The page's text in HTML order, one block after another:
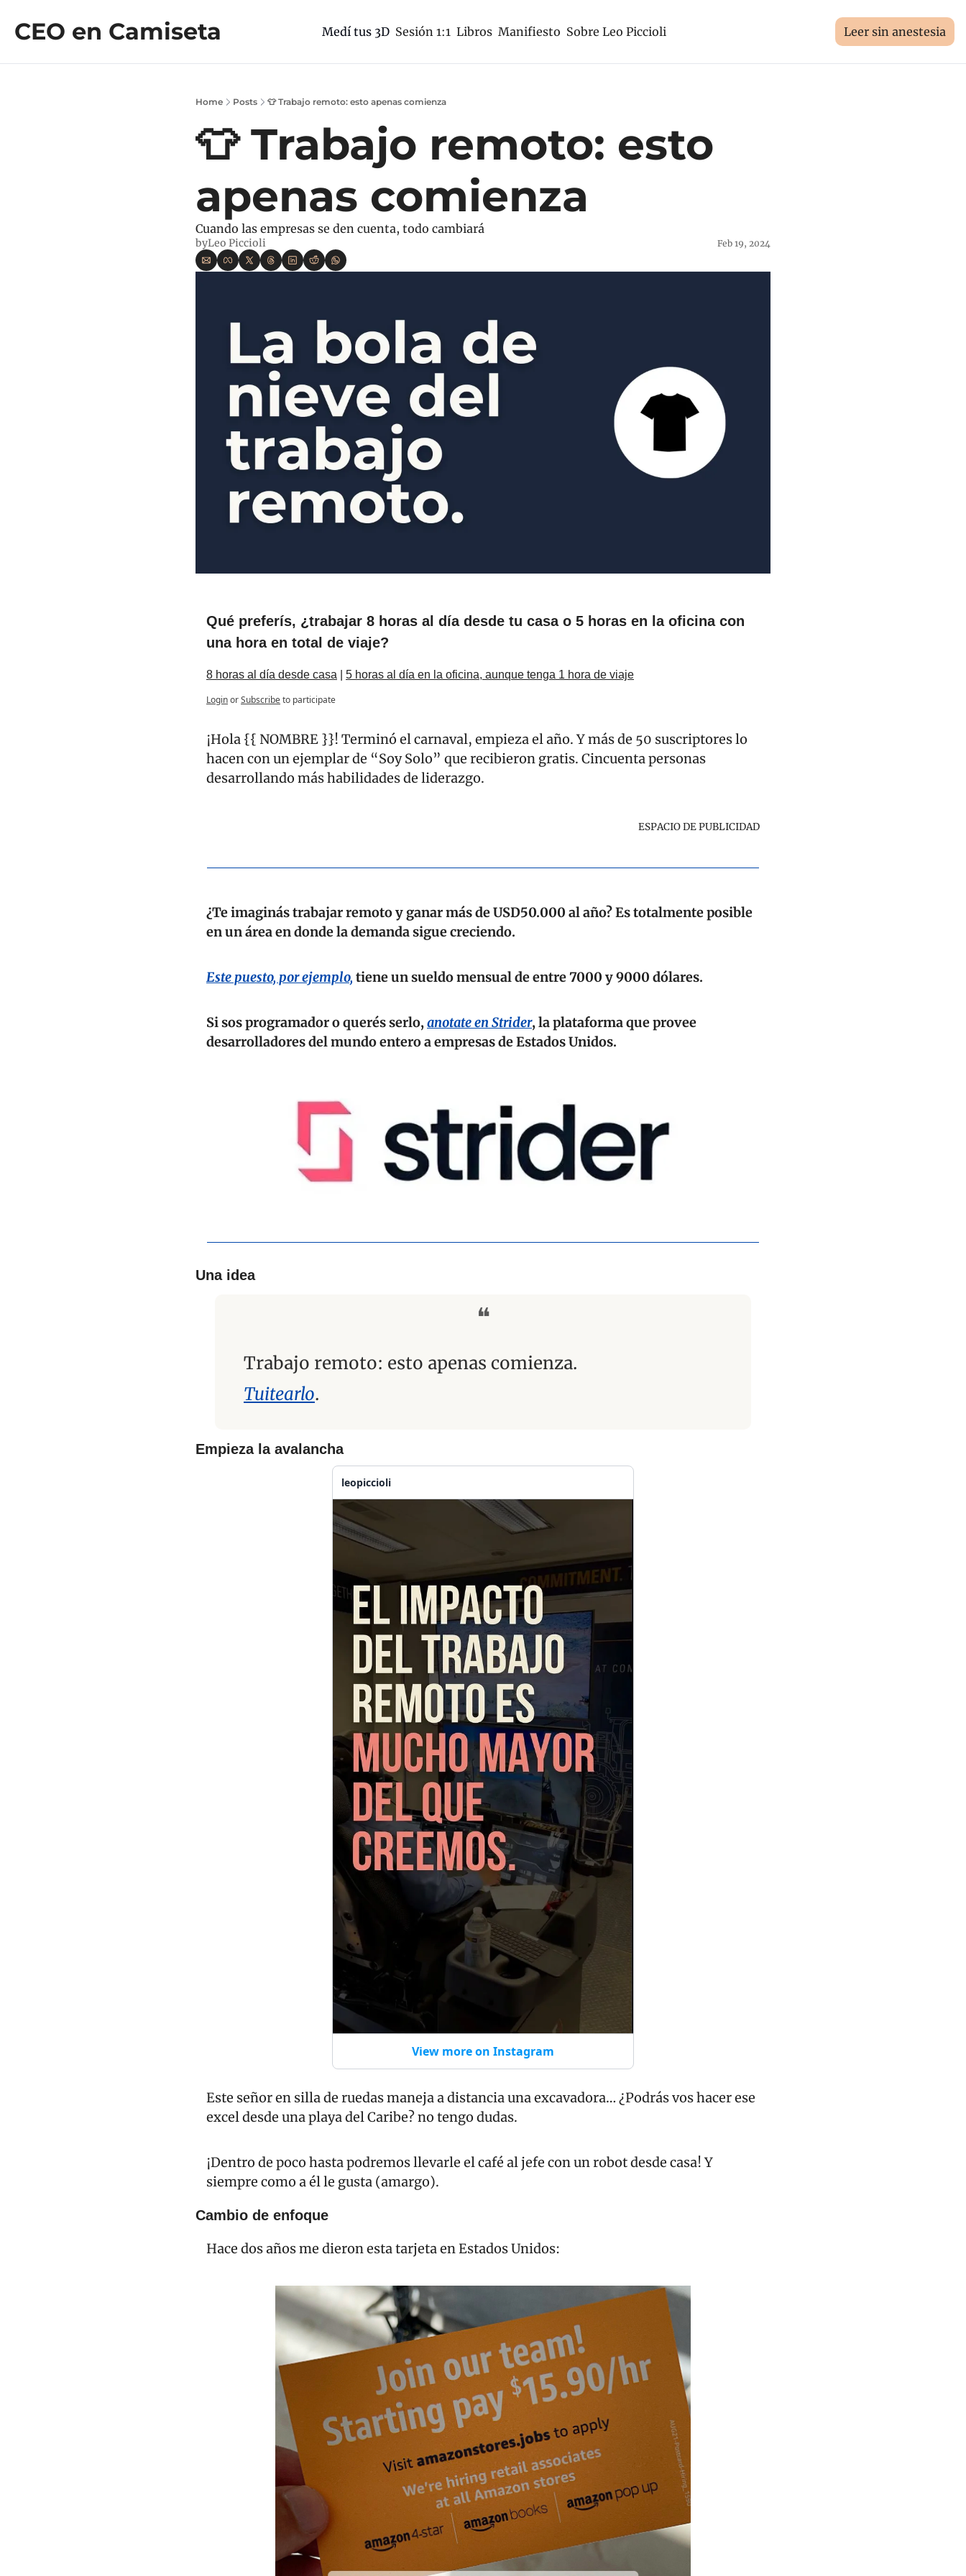
CEO en Camiseta Medí tus 3D Sesión 1:1 Libros Manifiesto Sobre Leo Piccioli Leer sin anestesia
Home Posts 👕 Trabajo remoto: esto apenas comienza
👕 Trabajo remoto: esto
apenas comienza
Cuando las empresas se den cuenta, todo cambiará
byLeo Piccioli Feb 19, 2024
Qué preferís, ¿trabajar 8 horas al día desde tu casa o 5 horas en la oficina con
una hora en total de viaje?
8 horas al día desde casa 5 horas al día en la oficina, aunque tenga 1 hora de viaje
LoginorSubscribeto participate
¡Hola {{ NOMBRE }}! Terminó el carnaval, empieza el año. Y más de 50 suscriptores lo
hacen con un ejemplar de “Soy Solo” que recibieron gratis. Cincuenta personas
desarrollando más habilidades de liderazgo.
ESPACIO DE PUBLICIDAD
¿Te imaginás trabajar remoto y ganar más de USD50.000 al año? Es totalmente posible
en un área en donde la demanda sigue creciendo.
Este puesto, por ejemplo, tiene un sueldo mensual de entre 7000 y 9000 dólares.
Si sos programador o querés serlo, anotate en Strider, la plataforma que provee
desarrolladores del mundo entero a empresas de Estados Unidos.
Una idea
❝
Trabajo remoto: esto apenas comienza.
Tuitearlo.
Empieza la avalancha
leopiccioli
View more on Instagram
Este señor en silla de ruedas maneja a distancia una excavadora… ¿Podrás vos hacer ese
excel desde una playa del Caribe? no tengo dudas.
¡Dentro de poco hasta podremos llevarle el café al jefe con un robot desde casa! Y
siempre como a él le gusta (amargo).
Cambio de enfoque
Hace dos años me dieron esta tarjeta en Estados Unidos: